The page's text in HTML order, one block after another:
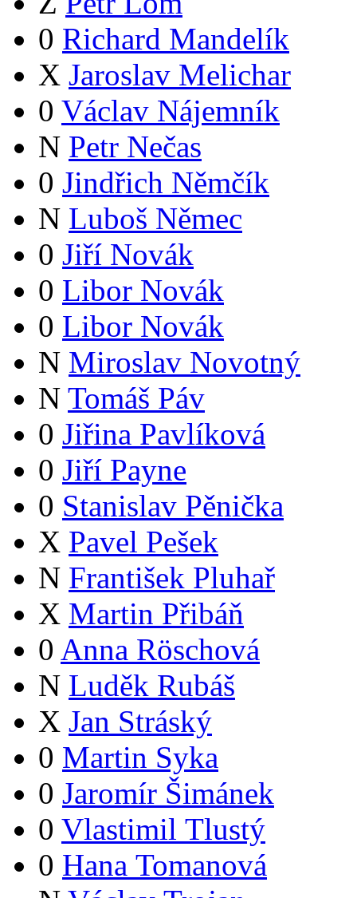
0 Richard Mandelík
X Jaroslav Melichar
0 Václav Nájemník
N Petr Nečas
0 Jindřich Němčík
N Luboš Němec
0 Jiří Novák
0 Libor Novák
0 Libor Novák
N Miroslav Novotný
N Tomáš Páv
0 Jiřina Pavlíková
0 Jiří Payne
0 Stanislav Pěnička
X Pavel Pešek
N František Pluhař
X Martin Přibáň
0 Anna Röschová
N Luděk Rubáš
X Jan Stráský
0 Martin Syka
0 Jaromír Šimánek
0 Vlastimil Tlustý
0 Hana Tomanová